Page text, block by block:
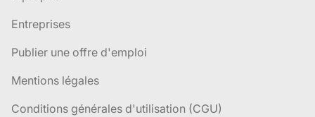
Entreprises
Publier une offre d'emploi
Mentions légales
Conditions générales d'utilisation (CGU)